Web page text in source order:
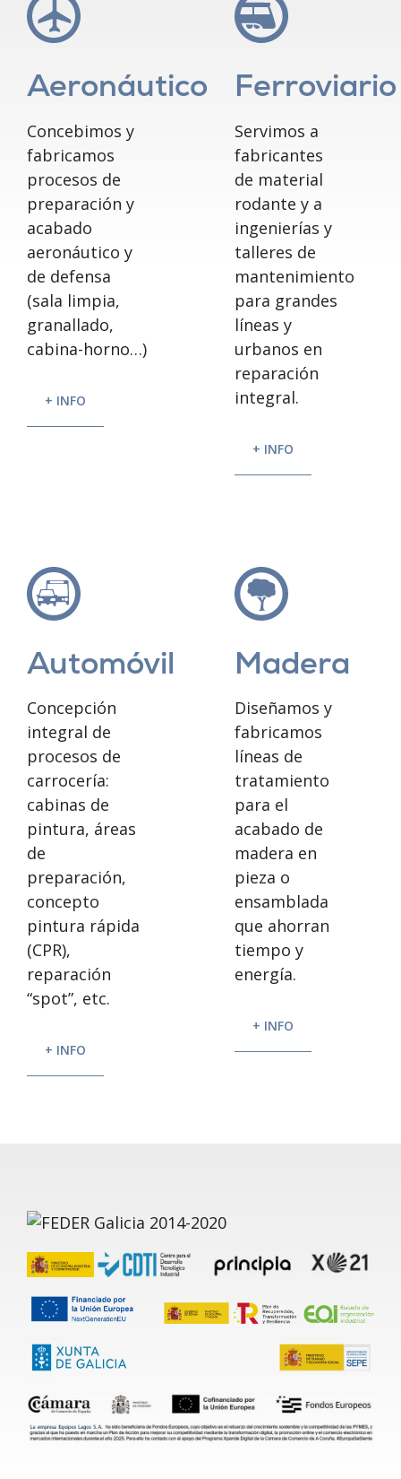
Aeronáutico
Concebimos y
fabricamos
procesos de
preparación y
acabado
aeronáutico y
de defensa
(sala limpia,
granallado,
cabina-horno…)
+ INFO
Ferroviario
Servimos a
fabricantes
de material
rodante y a
ingenierías y
talleres de
mantenimiento
para grandes
líneas y
urbanos en
reparación
integral.
+ INFO
Automóvil
Concepción
integral de
procesos de
carrocería:
cabinas de
pintura, áreas
de
preparación,
concepto
pintura rápida
(CPR),
reparación
“spot”, etc.
+ INFO
Madera
Diseñamos y
fabricamos
líneas de
tratamiento
para el
acabado de
madera en
pieza o
ensamblada
que ahorran
tiempo y
energía.
+ INFO